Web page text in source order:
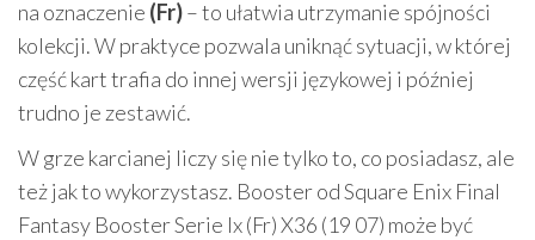
na oznaczenie (Fr)– to ułatwia utrzymanie spójności
kolekcji. W praktyce pozwala uniknąć sytuacji, w której
część kart trafia do innej wersji językowej i później
trudno je zestawić.
W grze karcianej liczy się nie tylko to, co posiadasz, ale
też jak to wykorzystasz. Booster od Square Enix Final
Fantasy Booster Serie Ix (Fr) X36 (19 07) może być